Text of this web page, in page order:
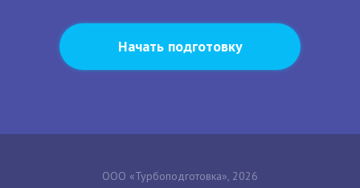
Начать подготовку
ООО «Турбоподготовка», 2026